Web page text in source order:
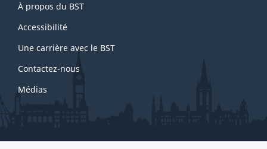
this
site
À propos du BST
Accessibilité
Une carrière avec le BST
Contactez-nous
Médias